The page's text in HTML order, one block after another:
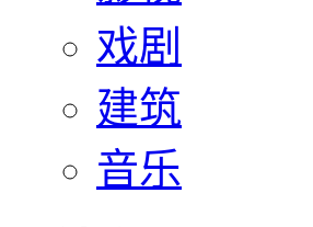
戏剧
建筑
音乐